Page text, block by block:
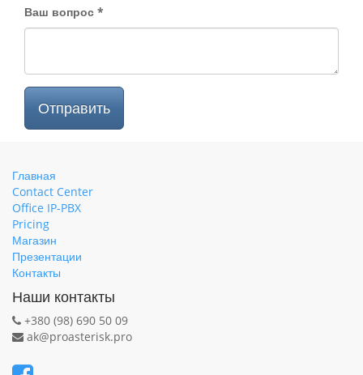
Ваш вопрос
Отправить
Главная
Contact Center
Office IP-PBX
Pricing
Магазин
Презентации
Контакты
Наши контакты
+380 (98) 690 50 09
ak@proasterisk.pro